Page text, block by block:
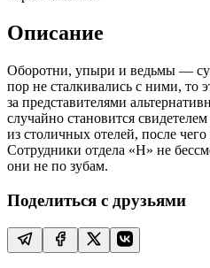
Описание
Оборотни, упыри и ведьмы —
пор не сталкивались с ними, то
за представителями
случайно становится
из столичных отелей, после
Сотрудники отдела «Н» не
они не по зубам.
Поделиться с друзьями